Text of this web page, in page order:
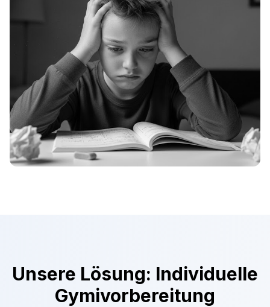
Unsere Lösung: Individuelle
Gymivorbereitung